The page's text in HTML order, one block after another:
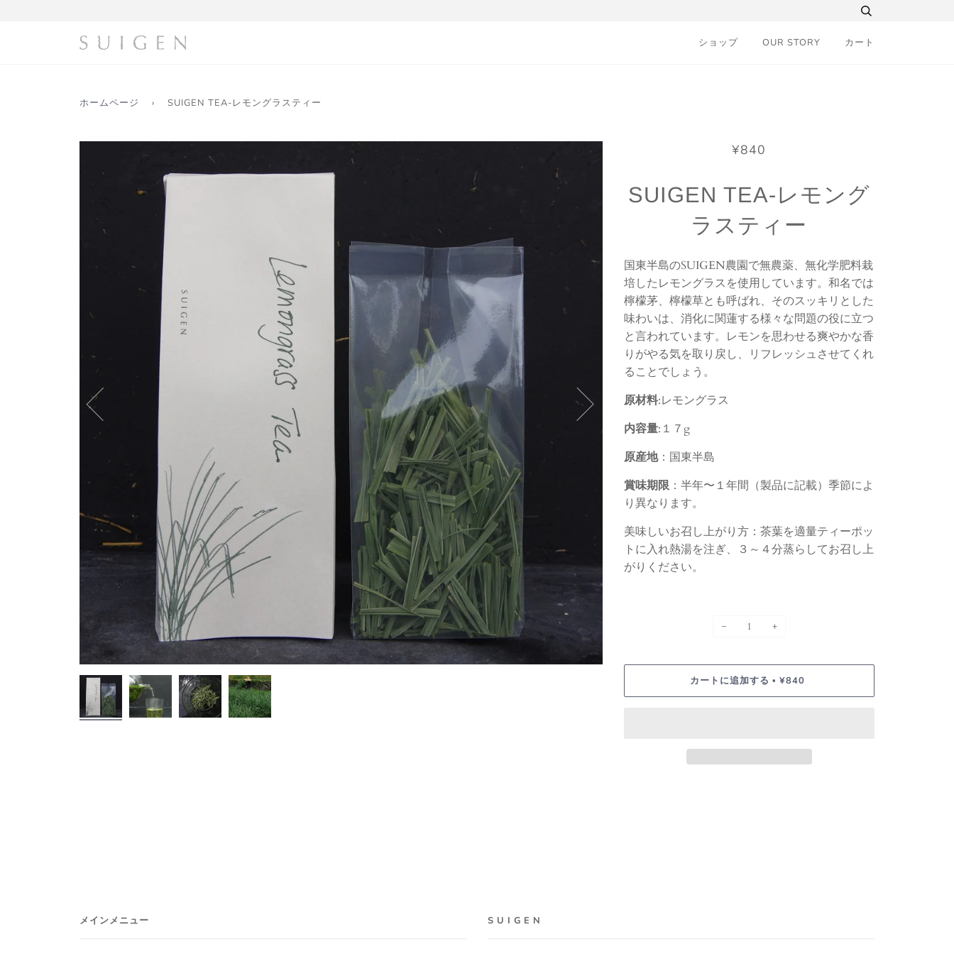
ショップ OUR STORY カート
ホームページ › SUIGEN TEA-レモングラスティー
¥840
SUIGEN TEA-レモング
ラスティー
国東半島のSUIGEN農園で無農薬、無化学肥料栽
培したレモングラスを使用しています。 和名では
檸檬茅、檸檬草とも呼ばれ、そのスッキリとした
味わいは、消化に関蓮する様々な問題の役に立つ
と言われています。 レモンを思わせる爽やかな香
りがやる気を取り戻し、リフレッシュさせて くれ
ることでしょう。
原材料:レモングラス
内容量:１７g
原産地：国東半島
賞味期限： 半年〜１年間（製品に記載）季節によ
り異なります。
美味しいお召し上がり方：茶葉を適量ティーポッ
トに入れ熱湯を注ぎ、３～４分蒸らしてお召し上
がりください。
− +
カートに追加する • ¥840
メインメニュー S U I G E N